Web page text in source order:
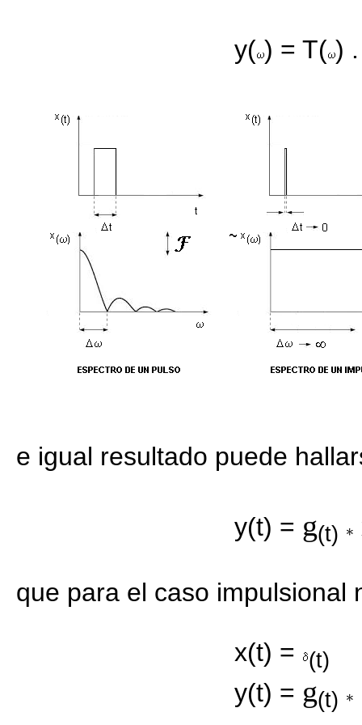
y( ) = T( )
e igual resultado puede
y(t) = g(t)
que para el caso impulsional
x(t) = (t)
y(t) = g(t)